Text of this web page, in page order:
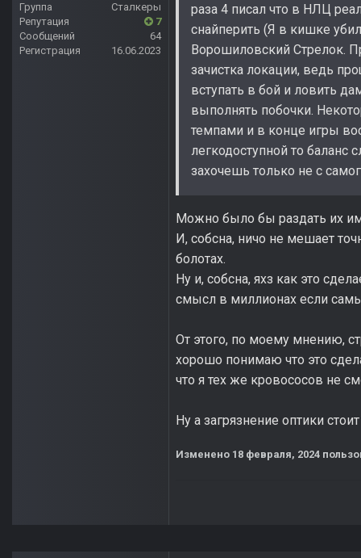
Группа
Сталкеры
Репутация
7
Сообщений
64
Регистрация
16.06.2023
раза 4 писал что в НЛЦ
снайперить (Я в кишке
Ворошиловский Стрелок.
зачистка локации, ведь
вступать в бой и ловить
выполнять побочки.
темпами и в конце игры
легкодоступной то баланс
захочешь только не с
Можно было бы раздать их
И, собсна, ничо не мешает
болотах.
Ну и, собсна, яхз как это
смысл в миллионах если
От этого, по моему мнению,
хорошо понимаю что это
что я тех же кровососов не
Ну а загрязнение оптики
Изменено 18 февраля, 2024